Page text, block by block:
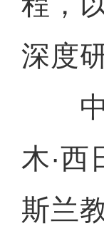
深度
中
木·西
斯兰